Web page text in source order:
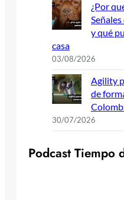
¿Por
y qué
casa
03/08/2026
Agility
de
30/07/2026
Podcast Tiempo